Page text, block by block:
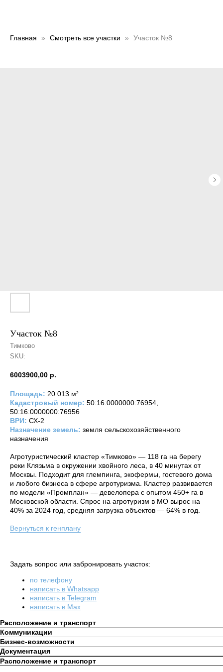
Главная Смотреть все участки Участок №8
Участок №8
Тимково
SKU:
6003900,00 р.
Площадь: 20 013 м²
Кадастровый номер: 50:16:0000000:76954,
50:16:0000000:76956
ВРИ: СХ-2
Назначение земель: земля сельскохозяйственного
назначения
Агротуристический кластер «Тимково» — 118 га на берегу
реки Клязьма в окружении хвойного леса, в 40 минутах от
Москвы. Подходит для глемпинга, экофермы, гостевого дома
и любого бизнеса в сфере агротуризма. Кластер развивается
по модели «Промплан» — девелопера с опытом 450+ га в
Московской области. Спрос на агротуризм в МО вырос на
40% за 2024 год, средняя загрузка объектов — 64% в год.
Вернуться к генплану
Задать вопрос или забронировать участок:
по телефону
написать в Whatsapp
написать в Telegram
написать в Max
Расположение и транспорт
Коммуникации
Бизнес-возможности
Документация
Расположение и транспорт